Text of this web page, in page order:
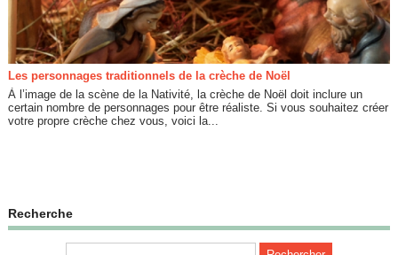
Les personnages traditionnels de la crèche de Noël
À l’image de la scène de la Nativité, la crèche de Noël doit inclure un
certain nombre de personnages pour être réaliste. Si vous souhaitez créer
votre propre crèche chez vous, voici la...
Recherche